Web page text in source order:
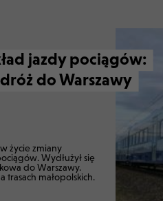
jazdy pociągów:
do Warszawy
życie zmiany
Wydłużył się
do Warszawy.
trasach małopolskich.